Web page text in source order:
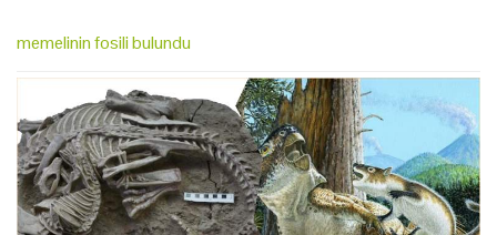
memelinin fosili bulundu